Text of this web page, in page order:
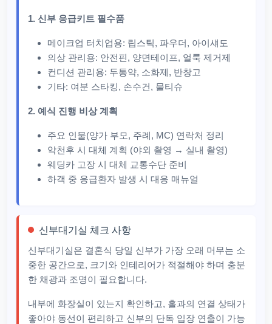
1. 신부 응급키트 필수품
메이크업 터치업용: 립스틱, 파우더, 아이섀도
의상 관리용: 안전핀, 양면테이프, 얼룩 제거제
컨디션 관리용: 두통약, 소화제, 반창고
기타: 여분 스타킹, 손수건, 물티슈
2. 예식 진행 비상 계획
주요 인물(양가 부모, 주례, MC) 연락처 정리
악천후 시 대체 계획 (야외 촬영 → 실내 촬영)
웨딩카 고장 시 대체 교통수단 준비
하객 중 응급환자 발생 시 대응 매뉴얼
신부대기실 체크 사항
신부대기실은 결혼식 당일 신부가 가장 오래 머무는 소
중한 공간으로, 크기와 인테리어가 적절해야 하며 충분
한 채광과 조명이 필요합니다.
내부에 화장실이 있는지 확인하고, 홀과의 연결 상태가
좋아야 동선이 편리하고 신부의 단독 입장 연출이 가능